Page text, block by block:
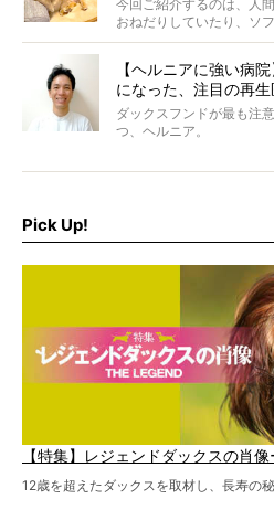
今回ご紹介するのは、人
おねだりしていたり、ソ
今にも言葉を発しそうな
【ヘルニアに強い病
になった、注目の再生
ダックスフンドが最も注
つ、ヘルニア。
特集『ヘルニアに、負け
を点滴投与する治療によ
Pick Up!
【特集】レジェンドダックスの肖
12歳を超えたダックスを取材し、長寿の秘